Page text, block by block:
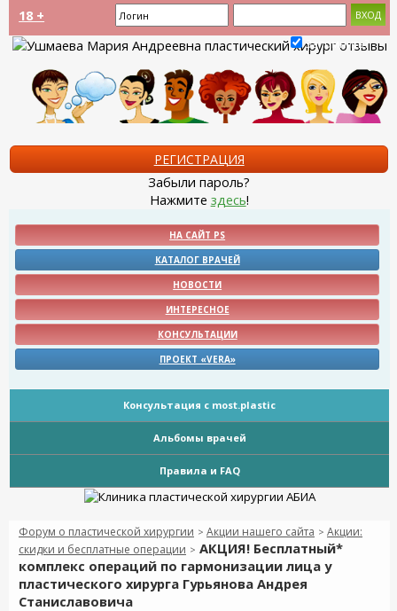
18 +
Запомнить?
РЕГИСТРАЦИЯ
Забыли пароль?
Нажмите здесь!
НА САЙТ PS
КАТАЛОГ ВРАЧЕЙ
НОВОСТИ
ИНТЕРЕСНОЕ
КОНСУЛЬТАЦИИ
ПРОЕКТ «VERA»
Консультация с most.plastic
Альбомы врачей
Правила и FAQ
Форум о пластической хирургии > Акции нашего сайта > Акции:
скидки и бесплатные операции > АКЦИЯ! Бесплатный*
комплекс операций по гармонизации лица у
пластического хирурга Гурьянова Андрея
Станиславовича